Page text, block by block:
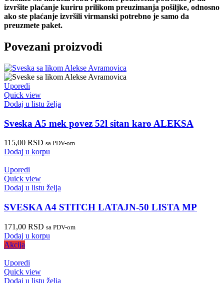
izvršite plaćanje kuriru prilikom preuzimanja pošiljke, odnosno
ako ste plaćanje izvršili virmanski potrebno je samo da
preuzmete paket.
Povezani proizvodi
Uporedi
Quick view
Dodaj u listu želja
Sveska A5 mek povez 52l sitan karo ALEKSA
115,00 RSD sa PDV-om
Dodaj u korpu
Uporedi
Quick view
Dodaj u listu želja
SVESKA A4 STITCH LATAJN-50 LISTA MP
171,00 RSD sa PDV-om
Dodaj u korpu
Akcija
Uporedi
Quick view
Dodaj u listu želja